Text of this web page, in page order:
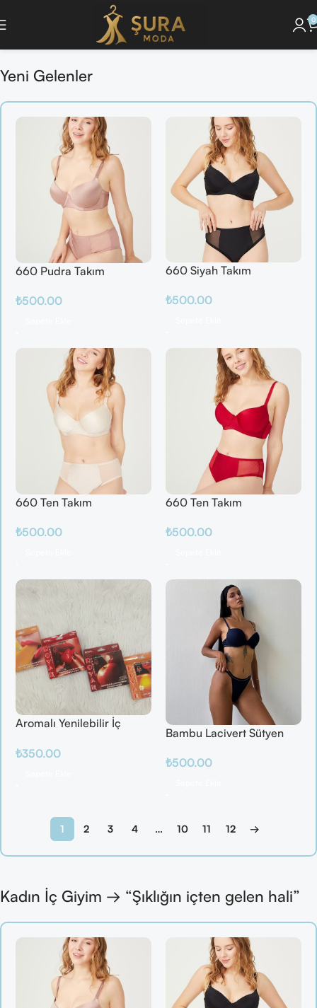
0
] 🔘 [Pijama Takımlarını İncele ] 🔘 [ Saç Bakım Ürünlerini Gör ] 🔘 [
Yeni Gelenler
660 Pudra Takım
₺500.00
660 Siyah Takım
₺500.00
660 Ten Takım
₺500.00
660 Ten Takım
₺500.00
Aromalı Yenilebilir İç
/ Elma / Portakal
₺350.00
Bambu Lacivert Sütyen
₺500.00
1 2 3 4 … 10 11 12 →
Kadın İç Giyim → “Şıklığın içten gelen hali”